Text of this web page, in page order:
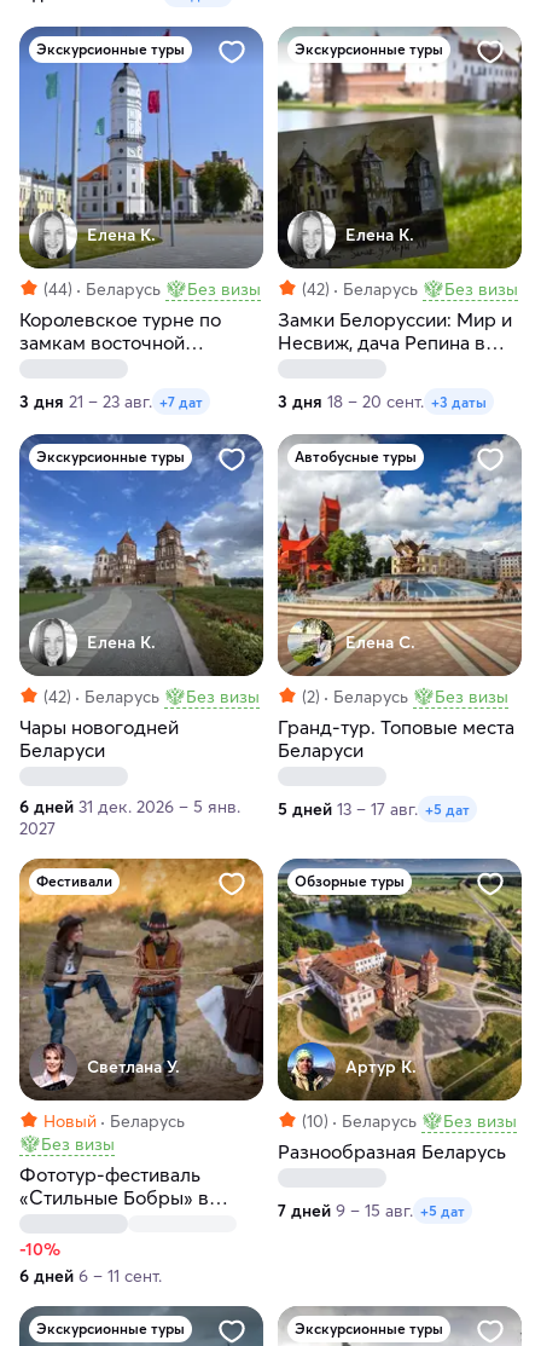
Экскурсионные туры
Елена К.
(44) Беларусь Без визы
Королевское турне по
замкам восточной
Белоруссии
3 дня 21 – 23 авг. +7 дат
Экскурсионные туры
Елена К.
(42) Беларусь Без визы
Замки Белоруссии: Мир и
Несвиж, дача Репина в
Здравнево, Витебск
3 дня 18 – 20 сент. +3 даты
Экскурсионные туры
Елена К.
(42) Беларусь Без визы
Чары новогодней
Беларуси
6 дней 31 дек. 2026 – 5 янв.
2027
Автобусные туры
Елена С.
(2) Беларусь Без визы
Гранд-тур. Топовые места
Беларуси
5 дней 13 – 17 авг. +5 дат
Фестивали
Светлана У.
Новый
Беларусь
Без визы
Фототур-фестиваль
«Стильные Бобры» в
Беларуси
-10%
6 дней 6 – 11 сент.
Обзорные туры
Артур К.
(10) Беларусь Без визы
Разнообразная Беларусь
7 дней 9 – 15 авг. +5 дат
Экскурсионные туры Экскурсионные туры